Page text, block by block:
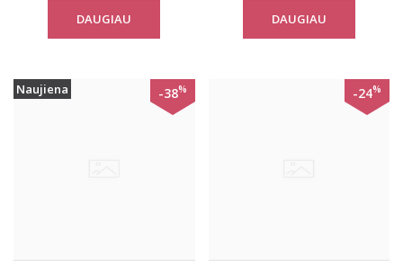
DAUGIAU DAUGIAU
Naujiena -38% -24%